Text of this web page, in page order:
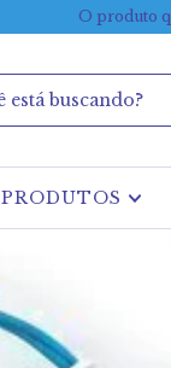
O produto
PRODUTOS